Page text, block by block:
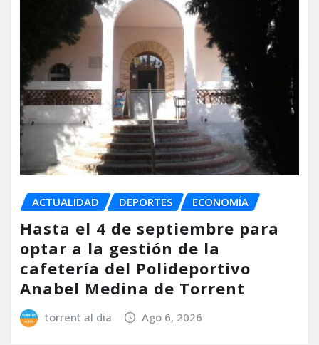
ACTUALIDAD DEPORTES ECONOMÍA
Hasta el 4 de septiembre para
optar a la gestión de la
cafetería del Polideportivo
Anabel Medina de Torrent
torrent al dia Ago 6, 2026